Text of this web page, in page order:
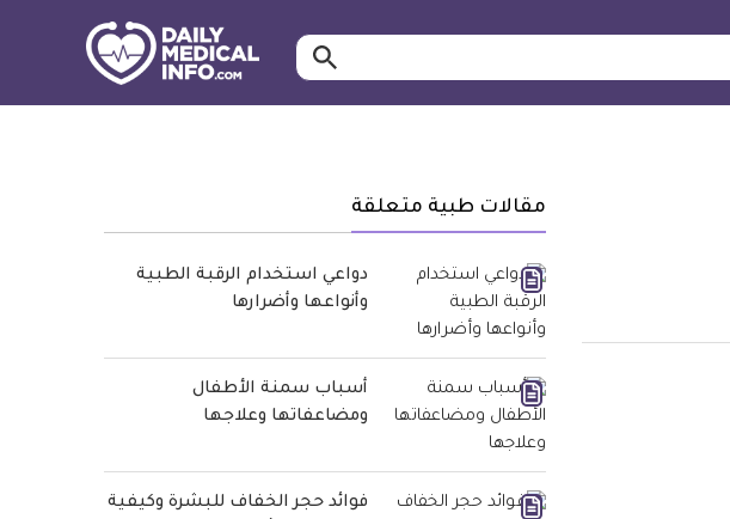
ابحث…
مقالات طبية متعلقة
دواعي استخدام الرقبة الطبية
وأنواعها وأضرارها
أسباب سمنة الأطفال
ومضاعفاتها وعلاجها
فوائد حجر الخفاف للبشرة وكيفية